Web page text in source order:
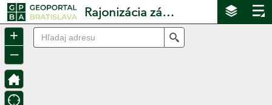
+
–
Controller
Rajonizácia základných škôl 2022/23